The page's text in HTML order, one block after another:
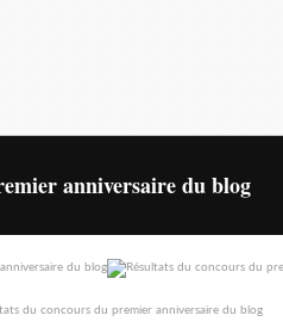
anniversaire du blog